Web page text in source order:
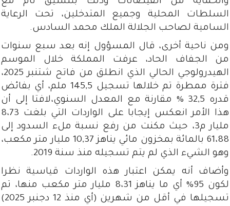
السلطات المحلية وجميع المتدخلين، تحت الرعاية
السامية لصاحب الجلالة الملك محمد السادس.
ومن ناحية أخرى، قال المسؤول إنه بعد سبع سنوات
من الجفاف الحاد، عرفت المملكة خلال الموسم
الهيدرولوجي الحالي الذي انطلق من فاتح شتنبر 2025،
فترة ممطرة تم خلالها تسجيل 145,5 ملم، أي بفائض
قدره 32,5 % مقارنة مع المعدل السنوي،لافتا إلى أن
هذا الأمر انعكس إيجابا على الواردات التي بلغت 8،73
مليار م3، حيث مكنت من رفع نسبة ملء السدود إلى
61،88 بالمائة بمخزون مائي يناهز 10,37 مليار متر مكعب،
وهو الشيء الذي لم يتم تسجيله منذ سنة 2019.
وأضاف أنه يمكن اعتبار هذه الواردات قياسية نظرا
لكون 95% أي ما يناهز 8،31 مليار متر مكعب منها، تم
تسجيلها في أقل من شهرين (أي منذ 12 دجنبر 2025)